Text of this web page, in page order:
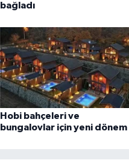
bağladı
Hobi bahçeleri ve
bungalovlar için yeni dönem